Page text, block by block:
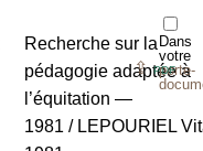
Dans
votre
porte-
⇪PDF
Recherche sur la
pédagogie adaptée à
l’équitation —
1981 / LEPOURIEL